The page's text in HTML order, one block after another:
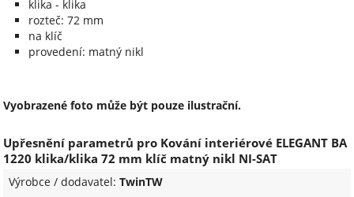
klika - klika
rozteč: 72 mm
na klíč
provedení: matný nikl
Vyobrazené foto může být pouze ilustrační.
Upřesnění parametrů pro Kování interiérové ELEGANT BA
1220 klika/klika 72 mm klíč matný nikl NI-SAT
Výrobce / dodavatel:TwinTW